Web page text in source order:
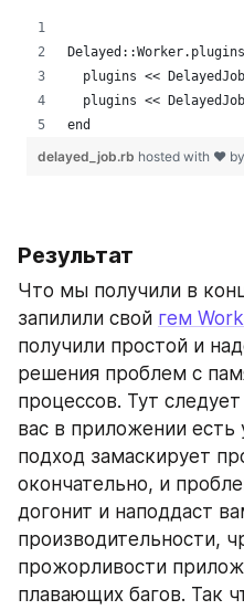
Результат
Что мы получили в
запилили свой гем
получили простой и
решения проблем с
процессов. Тут
вас в приложении есть
подход замаскирует
окончательно, и
догонит и наподдаст
производительности,
прожорливости
плавающих багов. Так